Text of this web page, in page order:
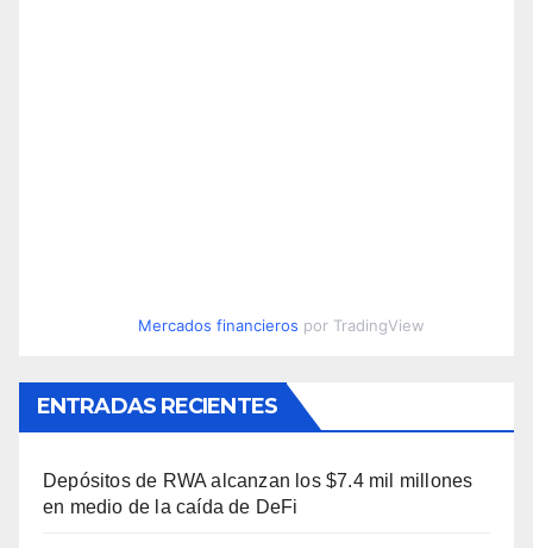
Mercados financieros por TradingView
ENTRADAS RECIENTES
Depósitos de RWA alcanzan los $7.4 mil millones
en medio de la caída de DeFi